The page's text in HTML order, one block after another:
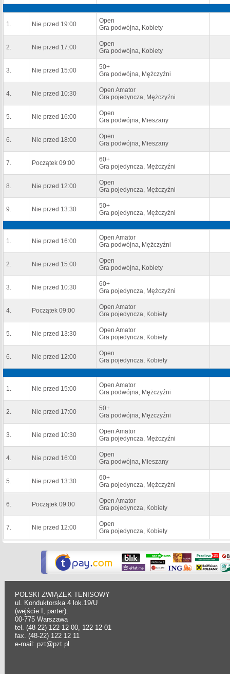
1. Nie przed 19:00
Open
Gra podwójna, Kobiety
2. Nie przed 17:00
Open
Gra podwójna, Kobiety
3. Nie przed 15:00
50+
Gra podwójna, Mężczyźni
4. Nie przed 10:30
Open Amator
Gra pojedyncza, Mężczyźni
5. Nie przed 16:00
Open
Gra podwójna, Mieszany
6. Nie przed 18:00
Open
Gra podwójna, Mieszany
7. Początek 09:00
60+
Gra pojedyncza, Mężczyźni
8. Nie przed 12:00
Open
Gra pojedyncza, Mężczyźni
9. Nie przed 13:30
50+
Gra pojedyncza, Mężczyźni
1. Nie przed 16:00
Open Amator
Gra podwójna, Mężczyźni
2. Nie przed 15:00
Open
Gra podwójna, Kobiety
3. Nie przed 10:30
60+
Gra pojedyncza, Mężczyźni
4. Początek 09:00
Open Amator
Gra pojedyncza, Kobiety
5. Nie przed 13:30
Open Amator
Gra pojedyncza, Kobiety
6. Nie przed 12:00
Open
Gra pojedyncza, Kobiety
1. Nie przed 15:00
Open Amator
Gra podwójna, Mężczyźni
2. Nie przed 17:00
50+
Gra podwójna, Mężczyźni
3. Nie przed 10:30
Open Amator
Gra pojedyncza, Mężczyźni
4. Nie przed 16:00
Open
Gra podwójna, Mieszany
5. Nie przed 13:30
60+
Gra pojedyncza, Mężczyźni
6. Początek 09:00
Open Amator
Gra pojedyncza, Kobiety
7. Nie przed 12:00
Open
Gra pojedyncza, Kobiety
POLSKI ZWIĄZEK TENISOWY
ul. Konduktorska 4 lok.19/U
(wejście I, parter).
00-775 Warszawa
tel. (48-22) 122 12 00, 122 12 01
fax. (48-22) 122 12 11
e-mail: pzt@pzt.pl